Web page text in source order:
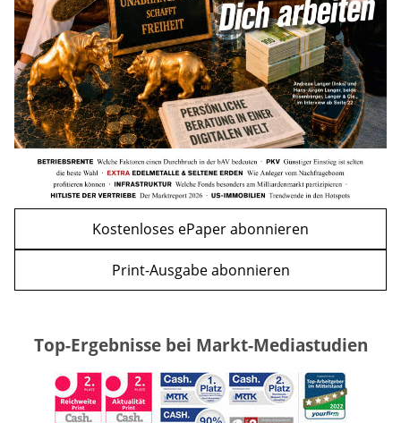
WEITERE ARTIKEL
zurückweiter
Kostenloses ePaper abonnieren
Print-Ausgabe abonnieren
Top-Ergebnisse bei Markt-Mediastudien